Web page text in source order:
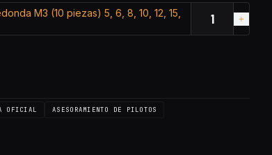
M3 (10 piezas) 5, 6, 8, 10, 12, 15,
OFICIAL
ASESORAMIENTO DE PILOTOS